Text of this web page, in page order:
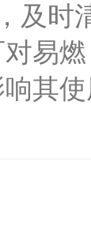
及时
易
其